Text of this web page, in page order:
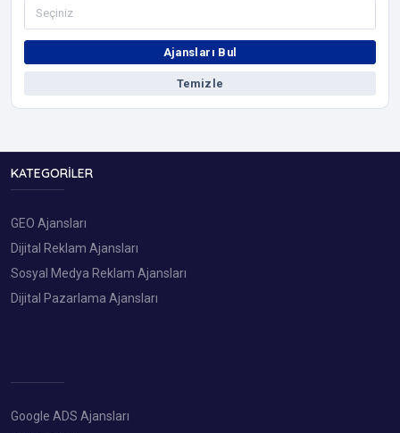
Ajansları Bul
Temizle
KATEGORILER
GEO Ajansları
Dijital Reklam Ajansları
Sosyal Medya Reklam Ajansları
Dijital Pazarlama Ajansları
Google ADS Ajansları